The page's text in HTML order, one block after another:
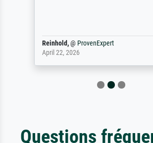
Reinhold,@ ProvenExpert
April 22, 2026
Questions